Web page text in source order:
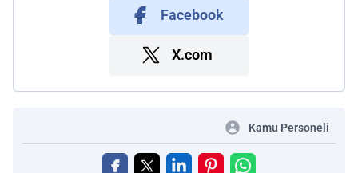
Facebook
X.com
Kamu Personeli